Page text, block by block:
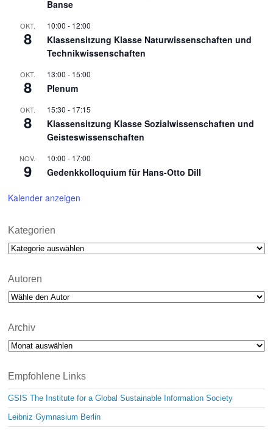
Banse
OKT.
8
10:00 - 12:00
Klassensitzung Klasse Naturwissenschaften und
Technikwissenschaften
OKT.
8
13:00 - 15:00
Plenum
OKT.
8
15:30 - 17:15
Klassensitzung Klasse Sozialwissenschaften und
Geisteswissenschaften
NOV.
9
10:00 - 17:00
Gedenkkolloquium für Hans-Otto Dill
Kalender anzeigen
Kategorien
Kategorien
Autoren
Archiv
Archiv
Empfohlene Links
GSIS The Institute for a Global Sustainable Information Society
Leibniz Gymnasium Berlin